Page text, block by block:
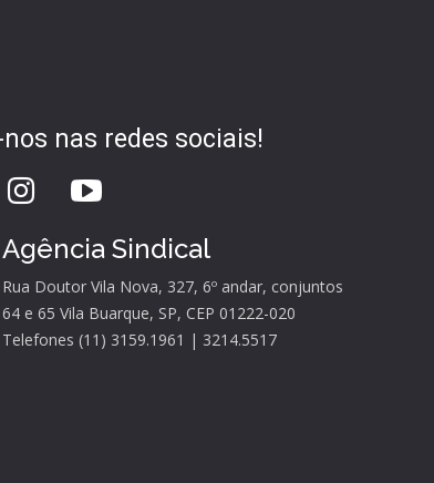
nos nas redes sociais!
Agência Sindical
Rua Doutor Vila Nova, 327, 6º andar, conjuntos
64 e 65 Vila Buarque, SP, CEP 01222-020
Telefones (11) 3159.1961 | 3214.5517